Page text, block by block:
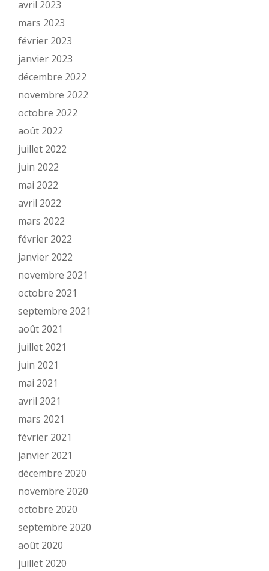
avril 2023
mars 2023
février 2023
janvier 2023
décembre 2022
novembre 2022
octobre 2022
août 2022
juillet 2022
juin 2022
mai 2022
avril 2022
mars 2022
février 2022
janvier 2022
novembre 2021
octobre 2021
septembre 2021
août 2021
juillet 2021
juin 2021
mai 2021
avril 2021
mars 2021
février 2021
janvier 2021
décembre 2020
novembre 2020
octobre 2020
septembre 2020
août 2020
juillet 2020